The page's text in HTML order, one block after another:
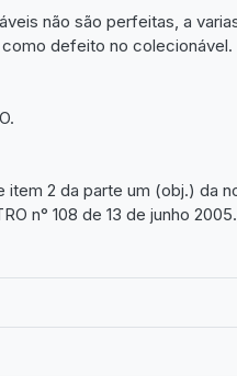
não são perfeitas, a
como defeito no colecionável.
2 da parte um (obj.) da
n° 108 de 13 de junho 2005.